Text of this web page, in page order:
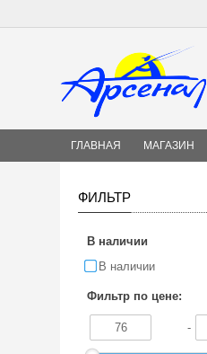
ГЛАВНАЯ МАГАЗИН
ФИЛЬТР
В наличии
В наличии
Фильтр по цене:
-